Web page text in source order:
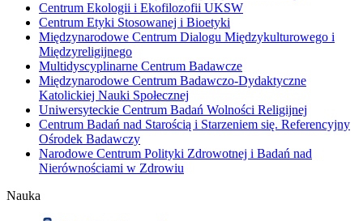
Centrum Ekologii i Ekofilozofii UKSW
Centrum Etyki Stosowanej i Bioetyki
Międzynarodowe Centrum Dialogu Międzykulturowego i
Międzyreligijnego
Multidyscyplinarne Centrum Badawcze
Międzynarodowe Centrum Badawczo-Dydaktyczne
Katolickiej Nauki Społecznej
Uniwersyteckie Centrum Badań Wolności Religijnej
Centrum Badań nad Starością i Starzeniem się. Referencyjny
Ośrodek Badawczy
Narodowe Centrum Polityki Zdrowotnej i Badań nad
Nierównościami w Zdrowiu
Nauka